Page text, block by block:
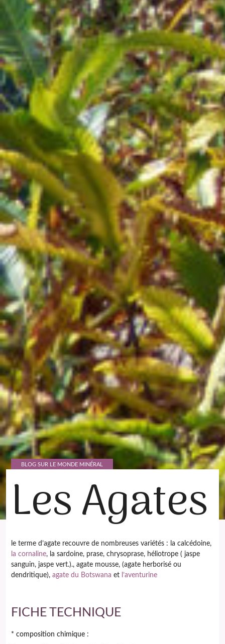
BLOG SUR LE MONDE MINÉRAL
Les Agates
le terme d’agate recouvre de nombreuses variétés : la calcédoine,
la cornaline, la sardoine, prase, chrysoprase, héliotrope ( jaspe
sanguin, jaspe vert.)., agate mousse, (agate herborisé ou
dendritique),agate du Botswana et l’aventurine
FICHE TECHNIQUE
* composition chimique :